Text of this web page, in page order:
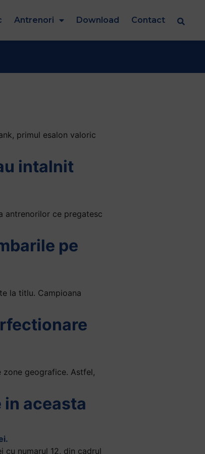
Antrenori Download Contact
primul esalon valoric
intalnit
antrenorilor ce pregatesc
pe
la titlu. Campioana
zone geografice. Astfel,
in aceasta
cu numarul 12, din cadrul